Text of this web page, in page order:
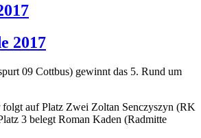
2017
09 Cottbus) gewinnt das 5. Rund um
folgt auf Platz Zwei Zoltan Senczyszyn (RK
3 belegt Roman Kaden (Radmitte